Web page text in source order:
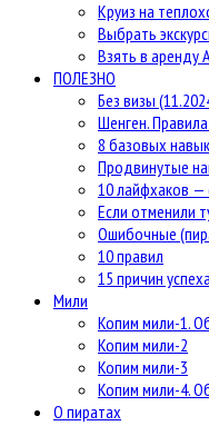
Круиз на
Выбрать
Взять в аренду
ПОЛЕЗНО
Без визы
Шенген.
8 базовых
Продвинутые
10 лайфхаков —
Если отменили
Ошибочные
10 правил
15 причин успеха
Мили
Копим мили-1.
Копим мили-2
Копим мили-3
Копим мили-4.
О пиратах